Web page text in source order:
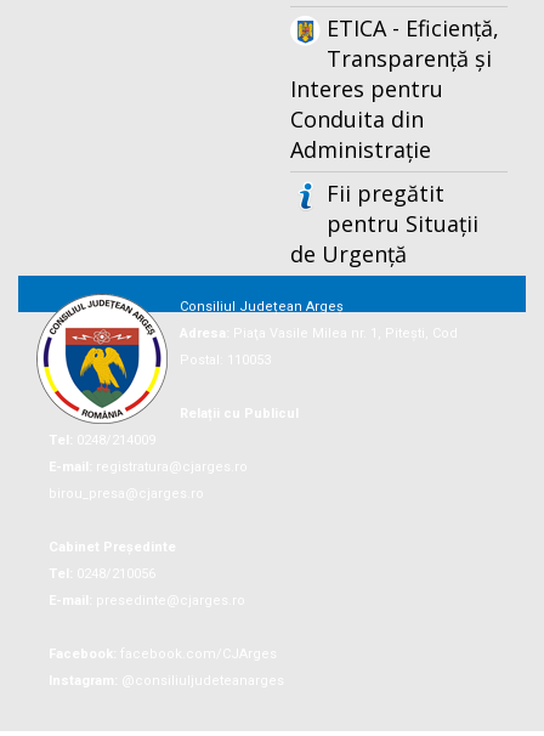
ETICA - Eficiență,
Transparență și
Interes pentru
Conduita din
Administrație
Fii pregătit
pentru Situații
de Urgență
Consiliul Județean Argeș